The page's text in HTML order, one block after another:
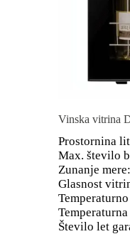
Vinska vitrina
Prostornina
Max. število
Zunanje
Glasnost
Število let